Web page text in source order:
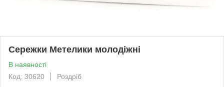
Сережки Метелики молодіжні
В наявності
Код: 30620
Роздріб